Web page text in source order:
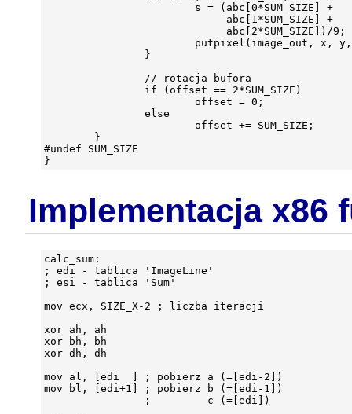
                        s = (abc[0*SUM_SIZE] +
                             abc[1*SUM_SIZE] +
                             abc[2*SUM_SIZE])/9;
putpixel(image_out, x,
                }
                // rotacja bufora
                if (offset == 2*SUM_SIZE)
                        offset = 0;
                else
                        offset += SUM_SIZE;
        }
#undef SUM_SIZE
Implementacja x86
calc_sum:
; edi - tablica 'ImageLine'
; esi - tablica 'Sum'
mov ecx, SIZE_X-2 ; liczba iteracji
xor ah, ah
xor bh, bh
xor dh, dh
mov al, [edi  ] ; pobierz a (=[edi-2])
mov bl, [edi+1] ; pobierz b (=[edi-1])
                ;         c (=[edi])